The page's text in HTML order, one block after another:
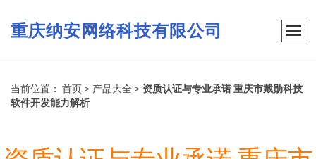
重庆纳安网络科技有限公司
当前位置： 首页 > 产品大全 > 资质认证与专业承诺 重庆市戴勋科技
软件开发能力解析